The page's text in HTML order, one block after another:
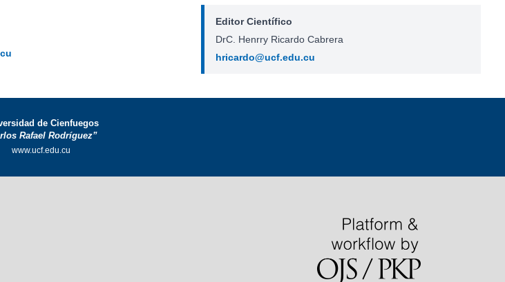
Editor Científico
DrC. Henrry Ricardo Cabrera
hricardo@ucf.edu.cu
de Cienfuegos
Rafael Rodríguez”
www.ucf.edu.cu